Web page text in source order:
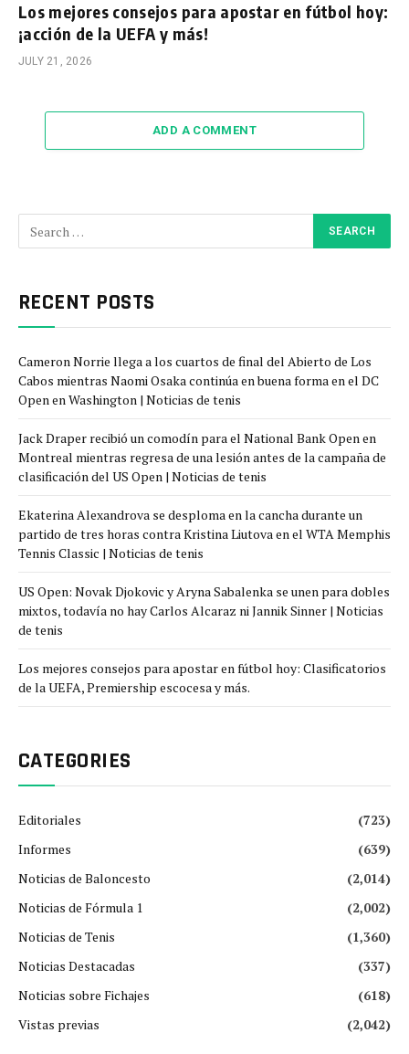
Los mejores consejos para apostar en fútbol hoy:
¡acción de la UEFA y más!
JULY 21, 2026
ADD A COMMENT
RECENT POSTS
Cameron Norrie llega a los cuartos de final del Abierto de Los
Cabos mientras Naomi Osaka continúa en buena forma en el DC
Open en Washington | Noticias de tenis
Jack Draper recibió un comodín para el National Bank Open en
Montreal mientras regresa de una lesión antes de la campaña de
clasificación del US Open | Noticias de tenis
Ekaterina Alexandrova se desploma en la cancha durante un
partido de tres horas contra Kristina Liutova en el WTA Memphis
Tennis Classic | Noticias de tenis
US Open: Novak Djokovic y Aryna Sabalenka se unen para dobles
mixtos, todavía no hay Carlos Alcaraz ni Jannik Sinner | Noticias
de tenis
Los mejores consejos para apostar en fútbol hoy: Clasificatorios
de la UEFA, Premiership escocesa y más.
CATEGORIES
Editoriales
(723)
Informes
(639)
Noticias de Baloncesto
(2,014)
Noticias de Fórmula 1
(2,002)
Noticias de Tenis
(1,360)
Noticias Destacadas
(337)
Noticias sobre Fichajes
(618)
Vistas previas
(2,042)